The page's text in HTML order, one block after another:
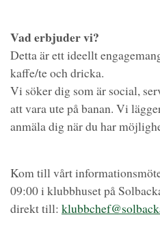
Vad erbjuder vi?
Detta är ett ideellt
kaffe/te och dricka.
Vi söker dig som är social,
att vara ute på banan. Vi
anmäla dig när du har
Kom till vårt
09:00 i klubbhuset på
direkt till: